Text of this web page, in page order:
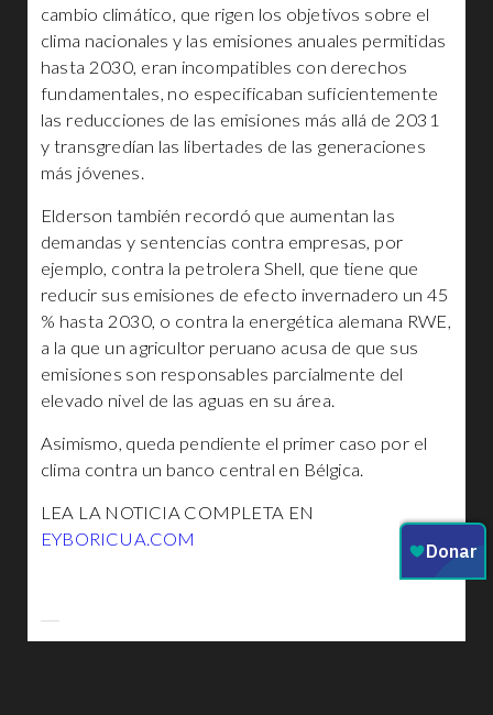
cambio climático, que rigen los objetivos sobre el
clima nacionales y las emisiones anuales permitidas
hasta 2030, eran incompatibles con derechos
fundamentales, no especificaban suficientemente
las reducciones de las emisiones más allá de 2031
y transgredían las libertades de las generaciones
más jóvenes.
Elderson también recordó que aumentan las
demandas y sentencias contra empresas, por
ejemplo, contra la petrolera Shell, que tiene que
reducir sus emisiones de efecto invernadero un 45
% hasta 2030, o contra la energética alemana RWE,
a la que un agricultor peruano acusa de que sus
emisiones son responsables parcialmente del
elevado nivel de las aguas en su área.
Asimismo, queda pendiente el primer caso por el
clima contra un banco central en Bélgica.
LEA LA NOTICIA COMPLETA EN
EYBORICUA.COM